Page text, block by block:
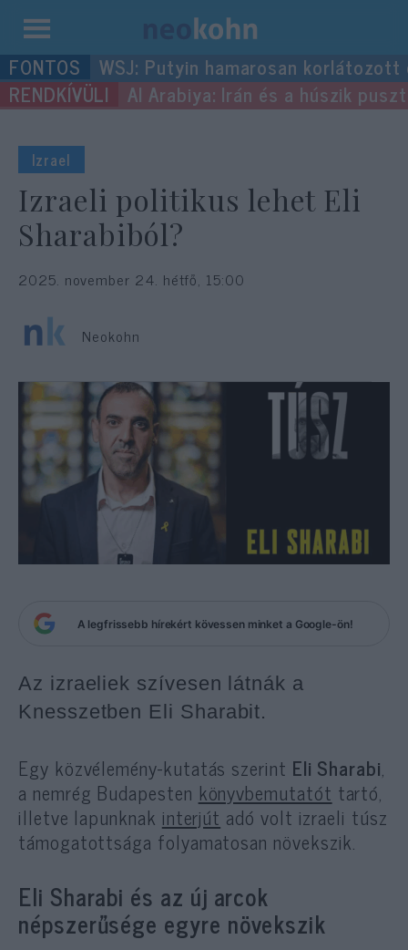
Kilépés
a
tartalomba
WSJ: Putyin hamarosan
Al Arabiya: Irán és a húszik
Izrael
Izraeli politikus lehet Eli
Sharabiból?
2025. november 24. hétfő, 15:00
Neokohn
A legfrissebb hírekért kövessen minket a Google-ön!
Az izraeliek szívesen látnák a
Knesszetben Eli Sharabit.
Egy közvélemény-kutatás szerint Eli Sharabi,
a nemrég Budapesten könyvbemutatót tartó,
illetve lapunknak interjút adó volt izraeli túsz
támogatottsága folyamatosan növekszik.
Eli Sharabi és az új arcok
népszerűsége egyre növekszik